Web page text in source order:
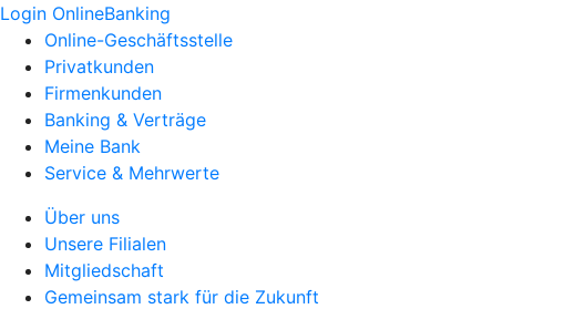
Login OnlineBanking
Online-Geschäftsstelle
Privatkunden
Firmenkunden
Banking & Verträge
Meine Bank
Service & Mehrwerte
Über uns
Unsere Filialen
Mitgliedschaft
Gemeinsam stark für die Zukunft